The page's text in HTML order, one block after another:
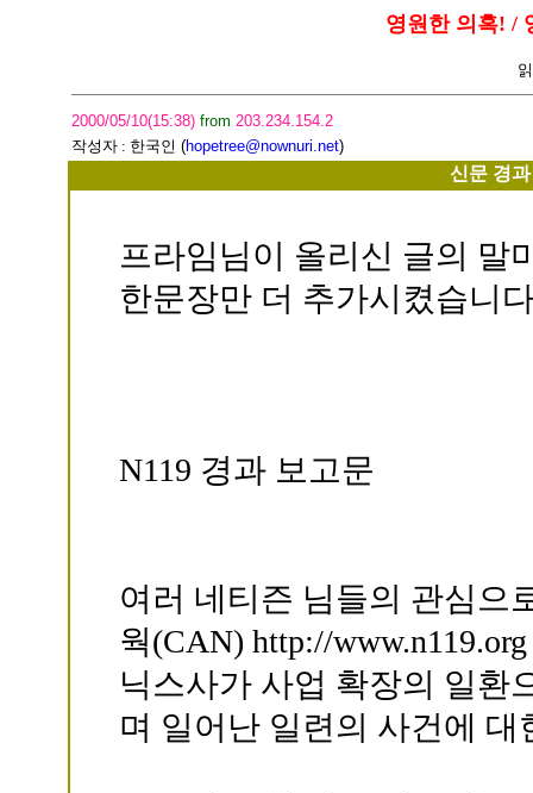
영원한 의혹! /
2000/05/10(15:38)from 203.234.154.2
작성자 : 한국인 (hopetree@nownuri.net)
신문 경
프라임님이 올리신 글의 말
한문장만 더 추가시켰습니
N119 경과 보고문
여러 네티즌 님들의 관심으
웍(CAN) http://
닉스사가 사업 확장의 일환
며 일어난 일련의 사건에